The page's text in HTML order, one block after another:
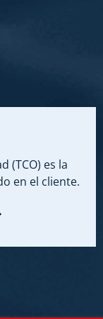
(TCO) es la
en el cliente.